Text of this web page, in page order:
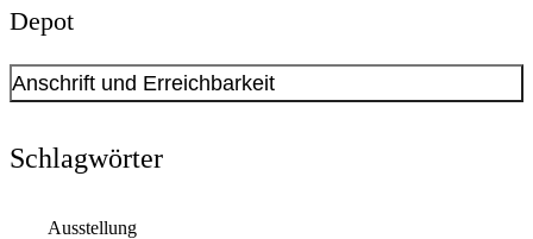
Depot
Anschrift und Erreichbarkeit
Anschrift
Schlagwörter
Ausstellung